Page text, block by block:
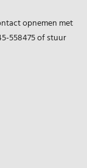
opnemen met
558475 of stuur